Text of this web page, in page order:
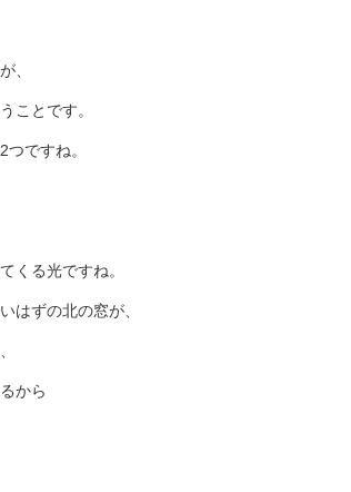
、
ことです。
つですね。
くる光ですね。
はずの北の窓が、
から